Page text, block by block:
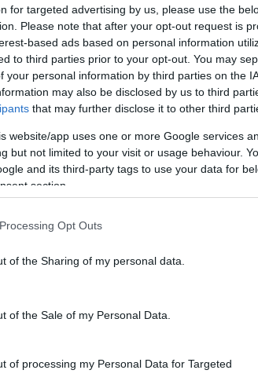
for targeted advertising by us, please use the
Please note that after your opt-out request is
based ads based on personal information
to third parties prior to your opt-out. You may
your personal information by third parties on the
may also be disclosed by us to third
that may further disclose it to other third
website/app uses one or more Google services
but not limited to your visit or usage behaviour.
and its third-party tags to use your data for
section.
Opt Outs
of the Sharing of my personal data.
of the Sale of my Personal Data.
of processing my Personal Data for Targeted